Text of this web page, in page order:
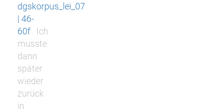
dgskorpus_lei_07
| 46-
60f
Ich
musste
dann
später
wieder
zurück
in